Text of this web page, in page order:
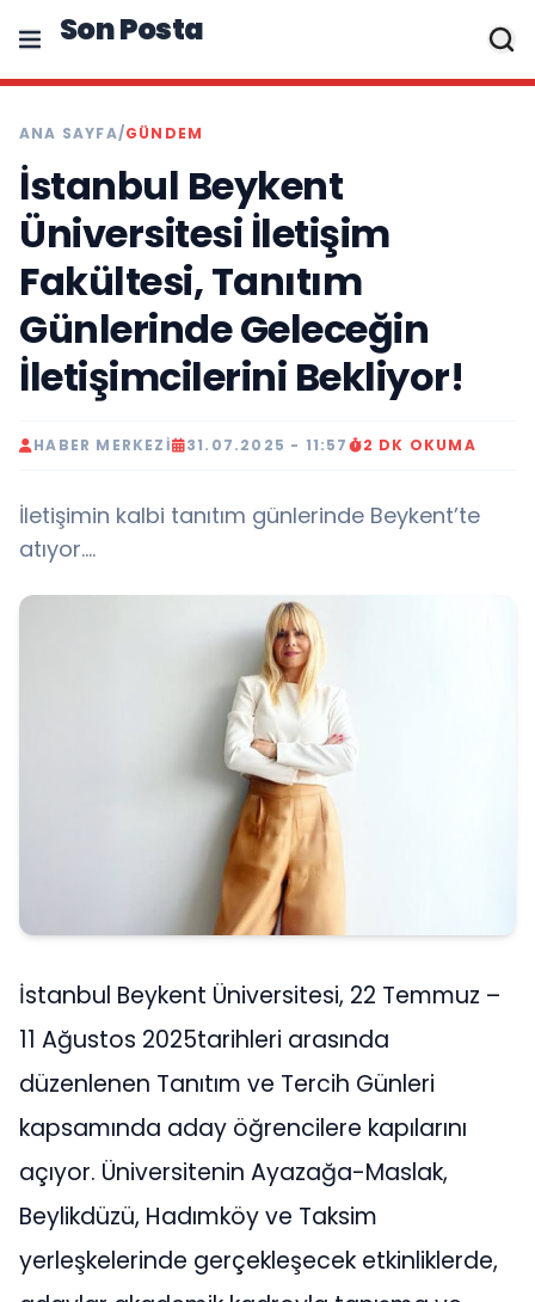
Son Posta
ANA SAYFA/GÜNDEM
İstanbul Beykent
Üniversitesi İletişim
Fakültesi, Tanıtım
Günlerinde Geleceğin
İletişimcilerini Bekliyor!
HABER MERKEZI 31.07.2025 - 11:57 2 DK OKUMA
İletişimin kalbi tanıtım günlerinde Beykent’te
atıyor….
İstanbul Beykent Üniversitesi, 22 Temmuz –
11 Ağustos 2025tarihleri arasında
düzenlenen Tanıtım ve Tercih Günleri
kapsamında aday öğrencilere kapılarını
açıyor. Üniversitenin Ayazağa-Maslak,
Beylikdüzü, Hadımköy ve Taksim
yerleşkelerinde gerçekleşecek etkinliklerde,